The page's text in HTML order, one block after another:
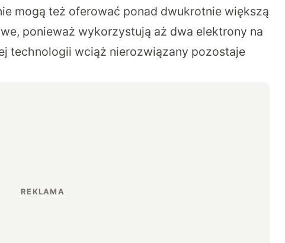
mogą też oferować ponad dwukrotnie większą
ponieważ wykorzystują aż dwa elektrony na
technologii wciąż nierozwiązany pozostaje